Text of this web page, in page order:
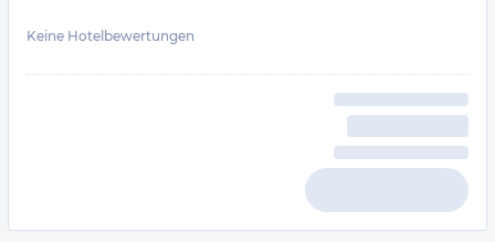
Keine Hotelbewertungen